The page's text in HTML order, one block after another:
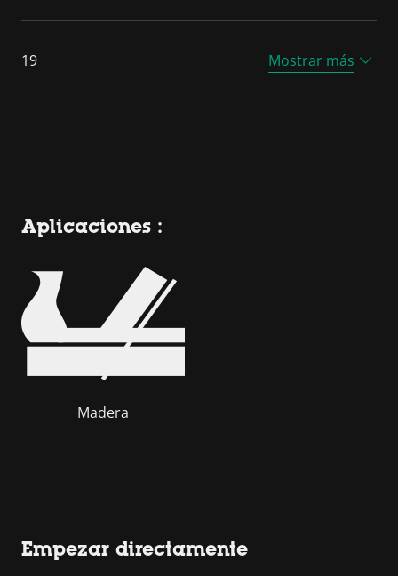
19 Mostrar más
Aplicaciones :
Madera
Empezar directamente